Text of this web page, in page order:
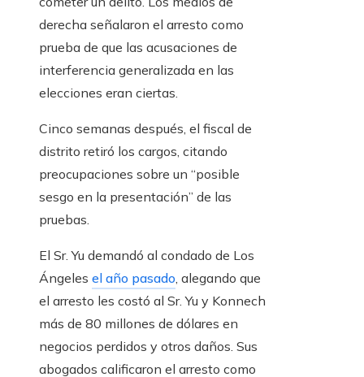
derecha señalaron el arresto como
prueba de que las acusaciones de
interferencia generalizada en las
elecciones eran ciertas.
Cinco semanas después, el fiscal de
distrito retiró los cargos, citando
preocupaciones sobre un “posible
sesgo en la presentación” de las
pruebas.
El Sr. Yu demandó al condado de Los
Ángeles el año pasado, alegando que
el arresto les costó al Sr. Yu y Konnech
más de 80 millones de dólares en
negocios perdidos y otros daños. Sus
abogados calificaron el arresto como